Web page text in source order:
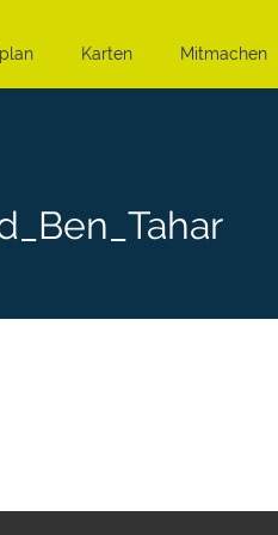
Karten Mitmachen